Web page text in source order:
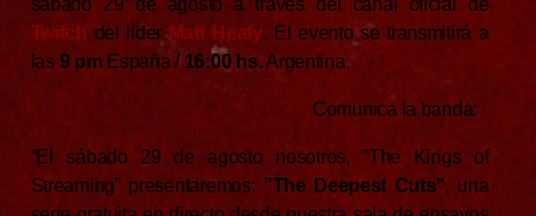
sábado 29 de agosto a través del canal oficial de
Twitch del líder Matt Heafy. El evento se transmitirá a
las 9 pm España / 16:00 hs.Argentina.
Comunica la banda:
“El sábado 29 de agosto nosotros, ”The Kings of
Streaming” presentaremos: ”The Deepest Cuts”, una